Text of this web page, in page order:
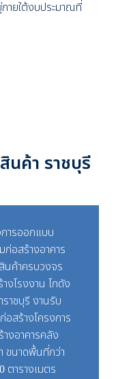
ายใต้งบประมาณที่
นค้า ราชบุรี
ารออกแบบ
อสร้างอาคาร
นค้าครบวงจร
งโรงงาน โกดัง
าชบุรี งานรับ
อสร้างโครงการ
งอาคารคลัง
ขนาดพื้นที่กว่า
ตารางเมตร